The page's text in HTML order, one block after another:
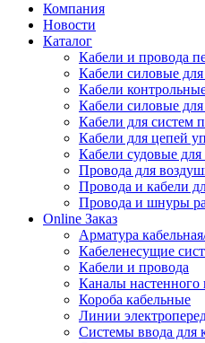
Компания
Новости
Каталог
Кабели и провода
Кабели силовые
Кабели
Кабели силовые
Кабели для систем
Кабели для цепей
Кабели судовые
Провода для
Провода и кабели
Провода и шнуры
Online Заказ
Арматура
Кабеленесущие
Кабели и провода
Каналы настенного
Короба кабельные
Линии
Системы ввода для